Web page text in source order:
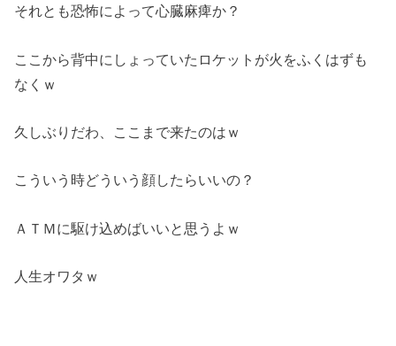
それとも恐怖によって心臓麻痺か？
ここから背中にしょっていたロケットが火をふくはずも
なくｗ
久しぶりだわ、ここまで来たのはｗ
こういう時どういう顔したらいいの？
ＡＴＭに駆け込めばいいと思うよｗ
人生オワタｗ